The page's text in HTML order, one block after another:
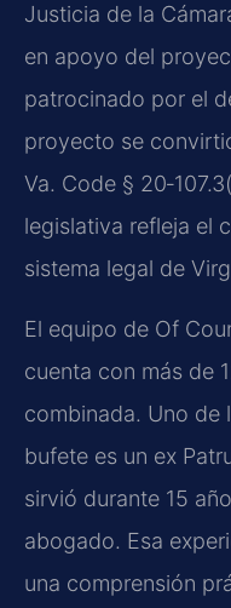
Justicia de la
en apoyo del
patrocinado por el
proyecto se
Va. Code §
legislativa refleja el
sistema legal de
El equipo de Of
cuenta con más de
combinada. Uno de
bufete es un ex
sirvió durante 15
abogado. Esa
una comprensión